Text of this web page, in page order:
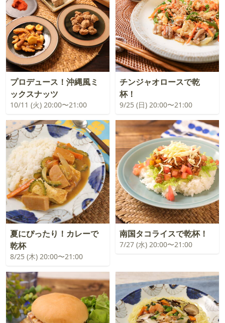
プロデュース！沖縄風ミ
ックスナッツ
10/11 (火) 20:00〜21:00
チンジャオロースで乾
杯！
9/25 (日) 20:00〜21:00
夏にぴったり！カレーで
乾杯
8/25 (木) 20:00〜21:00
南国タコライスで乾杯！
7/27 (水) 20:00〜21:00